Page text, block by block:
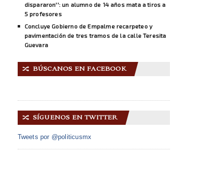
dispararon'': un alumno de 14 años mata a tiros a
5 profesores
Concluye Gobierno de Empalme recarpeteo y
pavimentación de tres tramos de la calle Teresita
Guevara
🔀 BÚSCANOS EN FACEBOOK
🔀 SÍGUENOS EN TWITTER
Tweets por @politicusmx